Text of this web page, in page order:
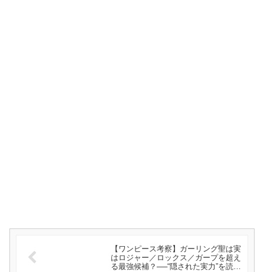
【ワンピース考察】ガーリング聖は実
はロジャー／ロックス／ガープを超え
る最強候補？──“隠された実力”を読み